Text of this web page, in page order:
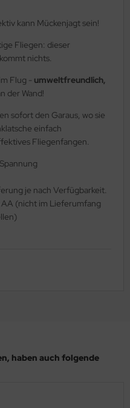
kann Mückenjagt sein!
Fliegen: dieser
nichts.
Flug - umweltfreundlich,
der Wand!
sofort den Garaus, wo sie
einfach
Fliegenfangen.
je nach Verfügbarkeit.
(nicht im Lieferumfang
haben auch folgende